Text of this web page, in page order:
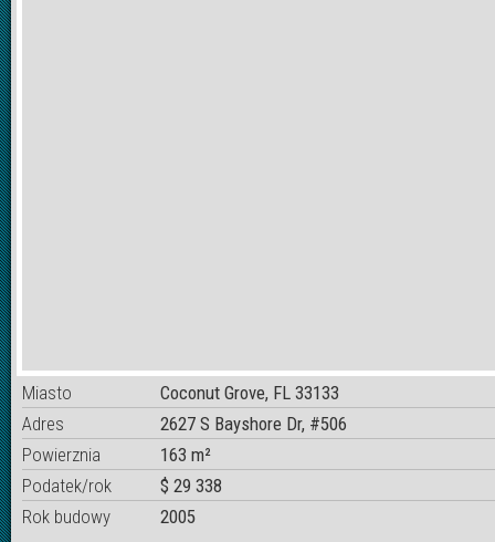
Miasto
Coconut Grove, FL 33133
Adres
2627 S Bayshore Dr, #506
Powierznia
163 m²
Podatek/rok
$ 29 338
Rok budowy
2005